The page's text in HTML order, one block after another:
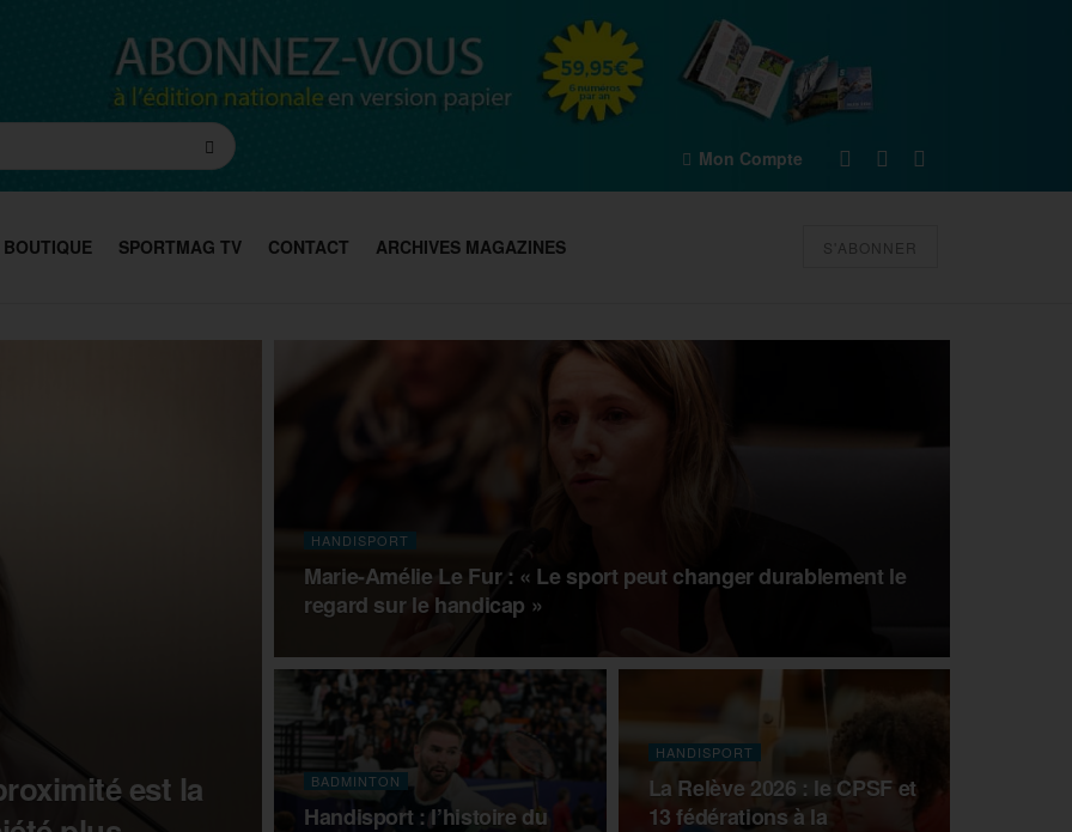
Mon Compte
BOUTIQUE SPORTMAG TV CONTACT ARCHIVES MAGAZINES S'ABONNER
est la
HANDISPORT
Marie-Amélie Le Fur : « Le sport peut changer durablement le
regard sur le handicap »
BADMINTON
Handisport : l’histoire du
HANDISPORT
La Relève 2026 : le CPSF et
13 fédérations à la